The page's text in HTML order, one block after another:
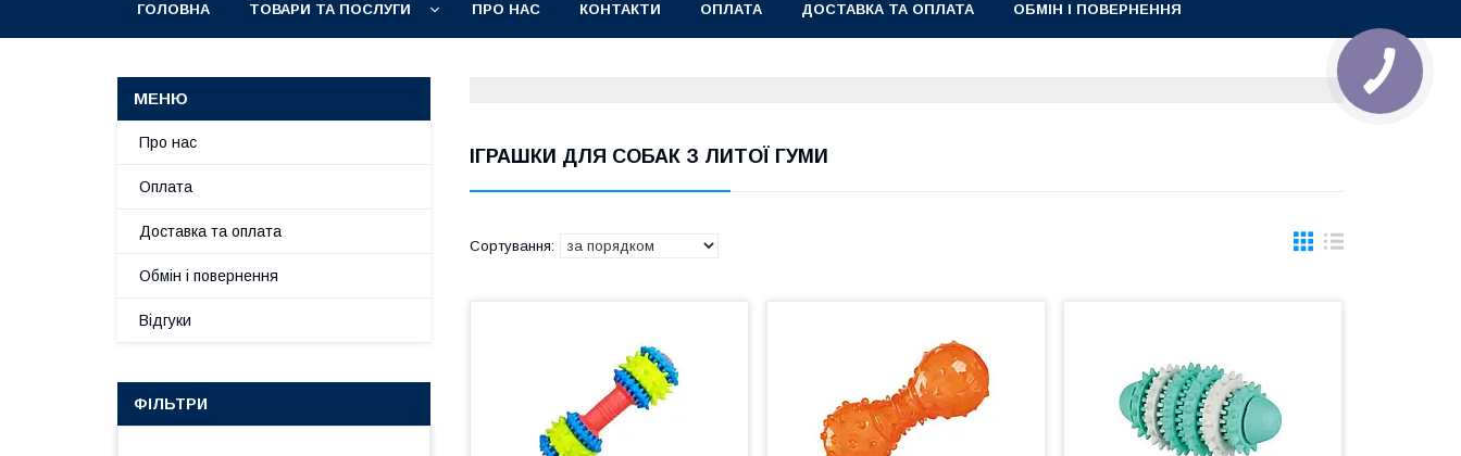
ГОЛОВНА ТОВАРИ ТА ПОСЛУГИ ПРО НАС КОНТАКТИ ОПЛАТА ДОСТАВКА ТА ОПЛАТА ОБМІН І ПОВЕРНЕННЯ
ІГРАШКИ ДЛЯ СОБАК З ЛИТОЇ ГУМИ
Про нас
Оплата
Доставка та оплата
Обмін і повернення
Відгуки
ФІЛЬТРИ